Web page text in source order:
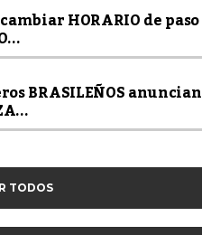
HORARIO de paso
BRASILEÑOS anuncian
TODOS